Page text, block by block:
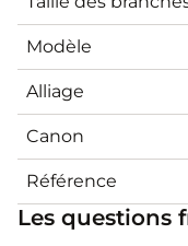
Modèle
Alliage
Canon
Référence
Les questions